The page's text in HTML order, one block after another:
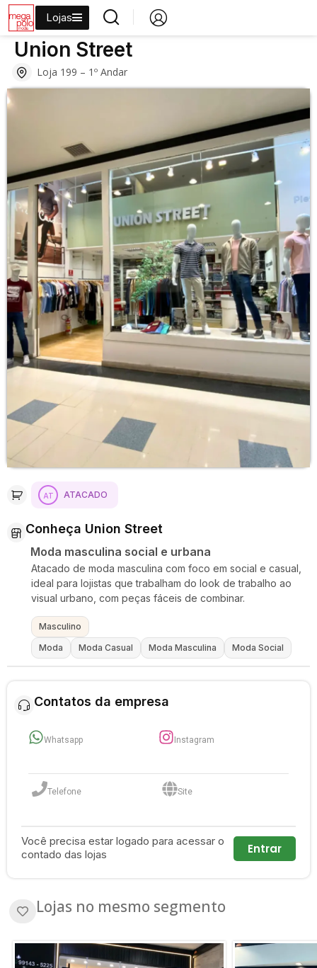
Lojas
Início Lojas›Moda Moda Casual ›Union Street
Union Street
Loja 199 – 1º Andar
ATACADO
Conheça Union Street
Moda masculina social e urbana
Atacado de moda masculina com foco em social e casual,
ideal para lojistas que trabalham do look de trabalho ao
visual urbano, com peças fáceis de combinar.
Masculino
Moda
Moda Casual Moda Masculina Moda Social
Contatos da empresa
Whatsapp Instagram
Telefone Site
Você precisa estar logado para acessar o
contado das lojas
Entrar
Lojas no mesmo segmento